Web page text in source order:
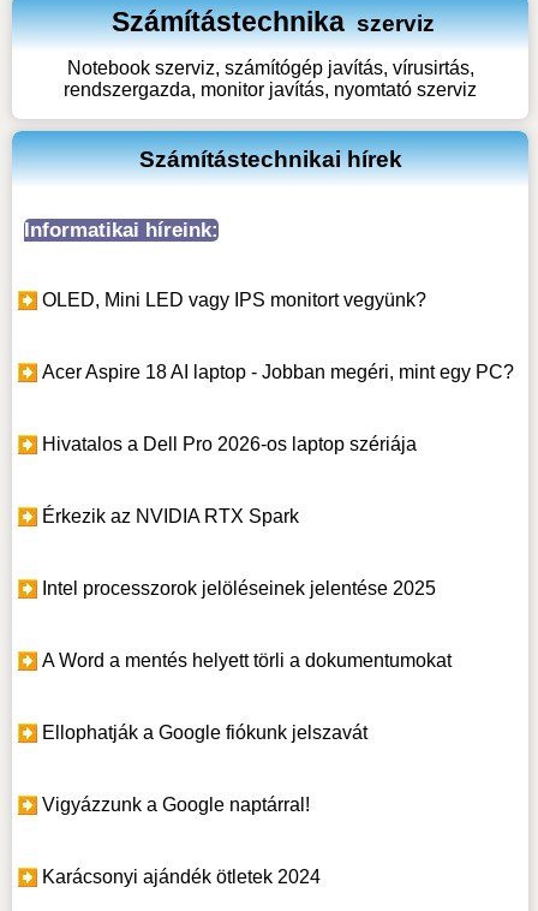
Számítástechnika szerviz
Notebook szerviz, számítógép javítás, vírusirtás,
rendszergazda, monitor javítás, nyomtató szerviz
Számítástechnikai hírek
Informatikai híreink:
OLED, Mini LED vagy IPS monitort vegyünk?
Acer Aspire 18 AI laptop - Jobban megéri, mint egy PC?
Hivatalos a Dell Pro 2026-os laptop szériája
Érkezik az NVIDIA RTX Spark
Intel processzorok jelöléseinek jelentése 2025
A Word a mentés helyett törli a dokumentumokat
Ellophatják a Google fiókunk jelszavát
Vigyázzunk a Google naptárral!
Karácsonyi ajándék ötletek 2024